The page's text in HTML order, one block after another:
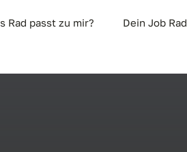
Rad passt zu mir? Dein Job Rad